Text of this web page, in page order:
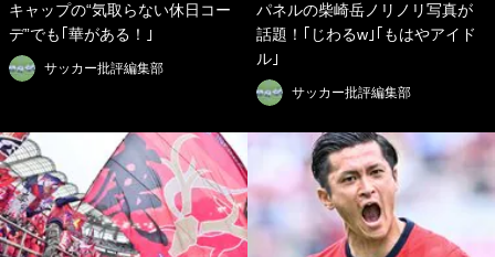
キャップの“気取らない休日コー
デ”でも｢華がある！｣
サッカー批評編集部
パネルの柴崎岳ノリノリ写真が
話題！｢じわるw｣｢もはやアイド
ル｣
サッカー批評編集部